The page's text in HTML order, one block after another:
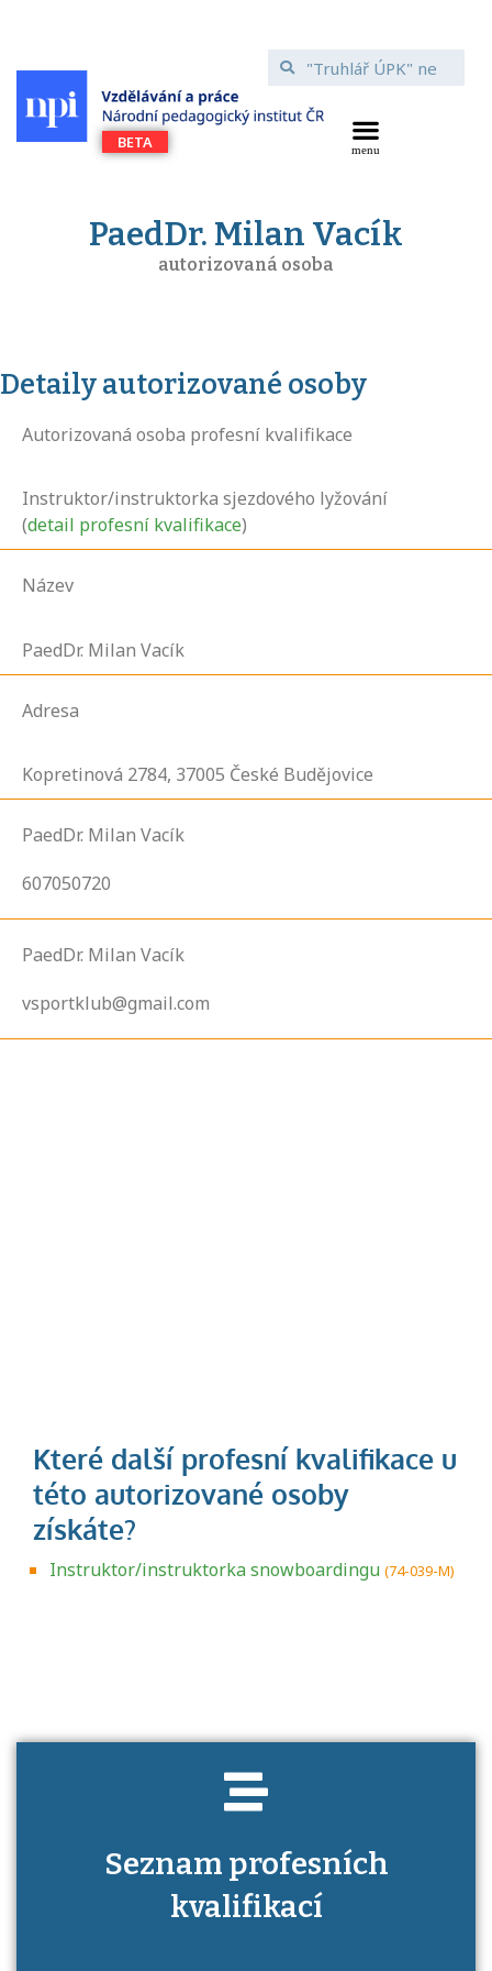
PaedDr. Milan Vacík
autorizovaná osoba
Detaily autorizované osoby
Autorizovaná osoba profesní kvalifikace
Instruktor/instruktorka sjezdového lyžování
(detail profesní kvalifikace)
Název
PaedDr. Milan Vacík
Adresa
Kopretinová 2784, 37005 České Budějovice
PaedDr. Milan Vacík
607050720
PaedDr. Milan Vacík
vsportklub@gmail.com
Instruktor/instruktorka snowboardingu (74-039-M)
Seznam profesních
kvalifikací
Projděte si seznam profesních kvalifikací.